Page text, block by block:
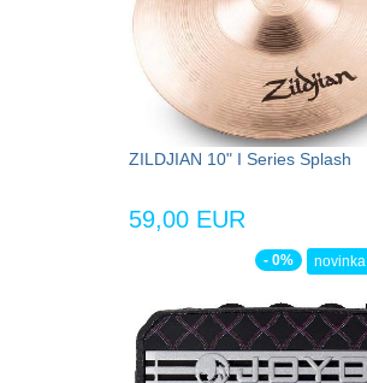
ZILDJIAN 10" I Series Splash
59,00 EUR
- 0% novinka